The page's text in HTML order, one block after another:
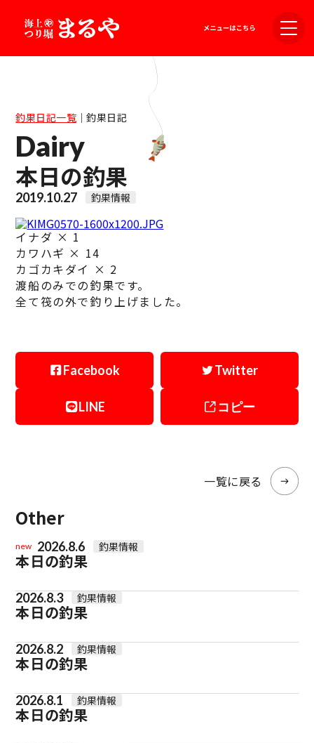
釣果日記一覧｜釣果日記
Dairy
本日の釣果
2019.10.27 釣果情報
イナダ × 1
カワハギ × 14
カゴカキダイ × 2
渡船のみでの釣果です。
全て筏の外で釣り上げました。
Facebook Twitter
LINE コピー
一覧に戻る
Other
new 2026.8.6 釣果情報
本日の釣果
2026.8.3 釣果情報
本日の釣果
2026.8.2 釣果情報
本日の釣果
2026.8.1 釣果情報
本日の釣果